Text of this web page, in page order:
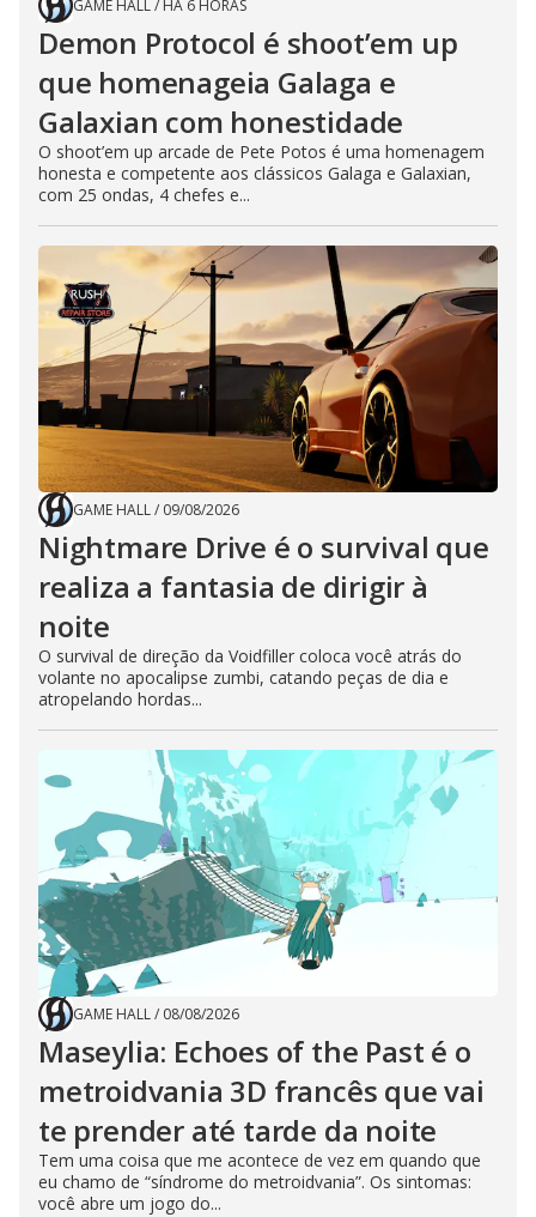
GAME HALL/ HÁ 6 HORAS
Demon Protocol é shoot’em up
que homenageia Galaga e
Galaxian com honestidade
O shoot’em up arcade de Pete Potos é uma homenagem
honesta e competente aos clássicos Galaga e Galaxian,
com 25 ondas, 4 chefes e...
GAME HALL/ 09/08/2026
Nightmare Drive é o survival que
realiza a fantasia de dirigir à
noite
O survival de direção da Voidfiller coloca você atrás do
volante no apocalipse zumbi, catando peças de dia e
atropelando hordas...
GAME HALL/ 08/08/2026
Maseylia: Echoes of the Past é o
metroidvania 3D francês que vai
te prender até tarde da noite
Tem uma coisa que me acontece de vez em quando que
eu chamo de “síndrome do metroidvania”. Os sintomas:
você abre um jogo do...